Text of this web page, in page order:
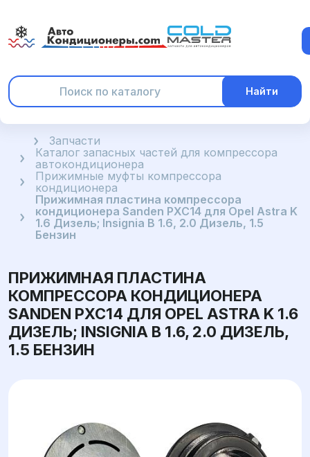
Найти
ГлавнаяЗапчасти
Каталог запасных частей для компрессора
автокондиционера
Прижимные муфты компрессора
кондиционера
Прижимная пластина компрессора
кондиционера Sanden PXC14 для Opel Astra K
1.6 Дизель; Insignia B 1.6, 2.0 Дизель, 1.5
Бензин
ПРИЖИМНАЯ ПЛАСТИНА
КОМПРЕССОРА КОНДИЦИОНЕРА
SANDEN PXC14 ДЛЯ OPEL ASTRA K 1.6
ДИЗЕЛЬ; INSIGNIA B 1.6, 2.0 ДИЗЕЛЬ,
1.5 БЕНЗИН